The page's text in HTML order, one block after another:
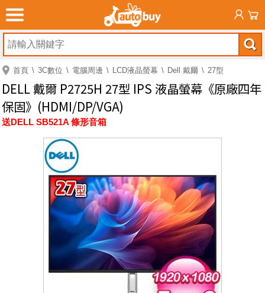
首頁 3C數位 電腦周邊 LCD液晶螢幕 Dell 戴爾 27型
DELL 戴爾 P2725H 27型 IPS 液晶螢幕《原廠四年
保固》(HDMI/DP/VGA)
送DELL SB521A 條形音箱